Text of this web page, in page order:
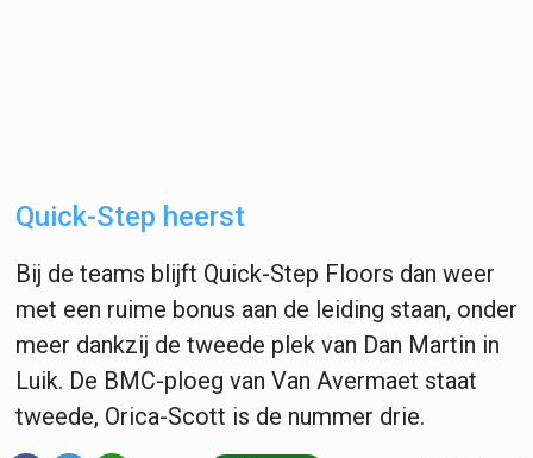
Quick-Step heerst
Bij de teams blijft Quick-Step Floors dan weer
met een ruime bonus aan de leiding staan, onder
meer dankzij de tweede plek van Dan Martin in
Luik. De BMC-ploeg van Van Avermaet staat
tweede, Orica-Scott is de nummer drie.